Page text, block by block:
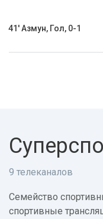
41' Азмун, Гол, 0-1
9 телеканалов
Семейство
спортивные